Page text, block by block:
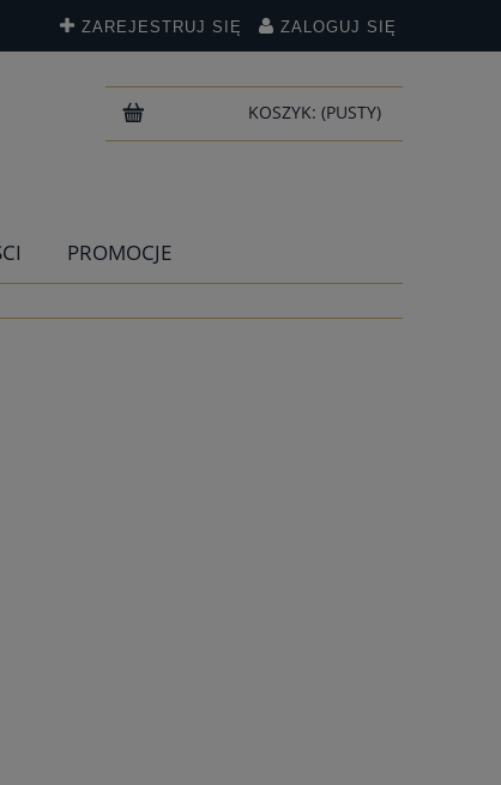
ZAREJESTRUJ SIĘ ZALOGUJ SIĘ
KOSZYK: (PUSTY)
PROMOCJE